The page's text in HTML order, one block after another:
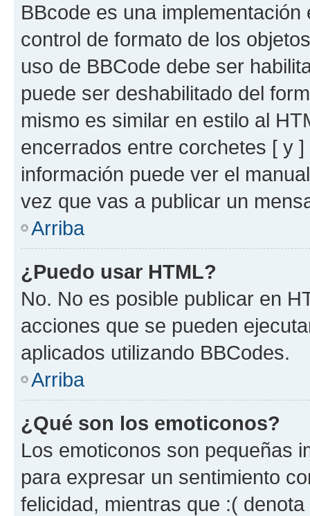
BBcode es una
control de formato de los
uso de BBCode debe ser
puede ser deshabilitado del
mismo es similar en estilo al
encerrados entre corchetes [ y
información puede ver el
vez que vas a publicar un
Arriba
¿Puedo usar HTML?
No. No es posible publicar en
acciones que se pueden
aplicados utilizando BBCodes.
Arriba
¿Qué son los emoticonos?
Los emoticonos son pequeñas
para expresar un sentimiento
felicidad, mientras que :(